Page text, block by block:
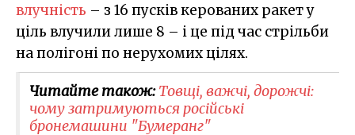
влучність – з 16 пусків керованих ракет у
ціль влучили лише 8 – і це під час стрільби
на полігоні по нерухомих цілях.
Читайте також:Товщі, важчі, дорожчі:
чому затримуються російські
бронемашини "Бумеранг"